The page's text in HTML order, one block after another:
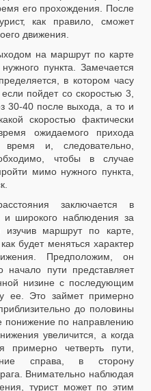
его прохождения. После
как правило, сможет
движения.
на маршрут по карте
пункта. Замечается
в котором часу
пойдет со скоростью 3,
30-40 после выхода, а то и
скоростью фактически
ожидаемого прихода
время и, следовательно,
чтобы в случае
мимо нужного пункта,
заключается в
и широкого наблюдения за
изучив маршрут по карте,
будет меняться характер
Предположим, он
пути представляет
низине с последующим
ее. Это займет примерно
до половины
понижение по направлению
увеличится, а когда
примерно четверть пути,
справа, в сторону
Внимательно наблюдая
турист может по этим